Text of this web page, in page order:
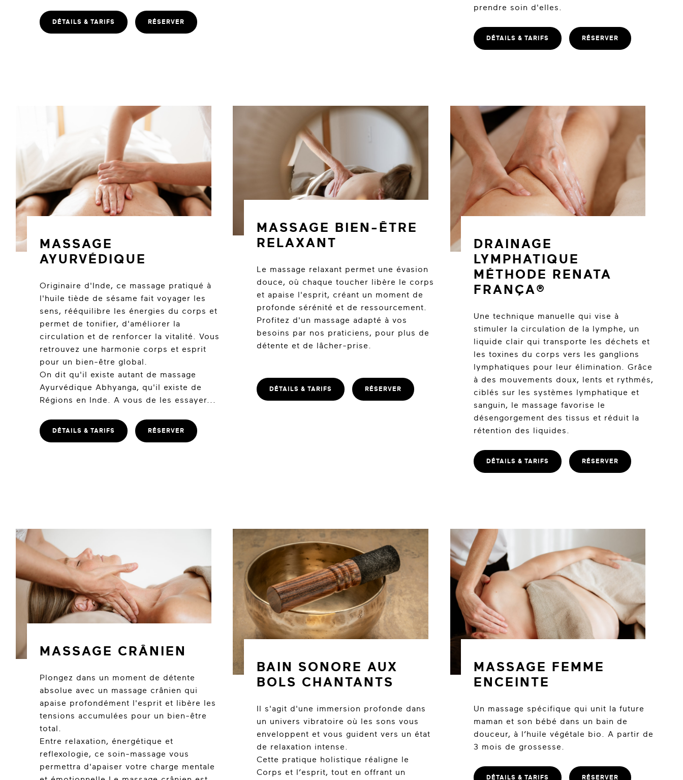
DÉTAILS & TARIFS RÉSERVER
prendre soin d'elles.
DÉTAILS & TARIFS RÉSERVER
MASSAGE
AYURVÉDIQUE
Originaire d'Inde, ce massage pratiqué à
l'huile tiède de sésame fait voyager les
sens, rééquilibre les énergies du corps et
permet de tonifier, d'améliorer la
circulation et de renforcer la vitalité. Vous
retrouvez une harmonie corps et esprit
pour un bien-être global.
On dit qu'il existe autant de massage
Ayurvédique Abhyanga, qu'il existe de
Régions en Inde. A vous de les essayer...
DÉTAILS & TARIFS RÉSERVER
MASSAGE BIEN-ÊTRE
RELAXANT
Le massage relaxant permet une évasion
douce, où chaque toucher libère le corps
et apaise l'esprit, créant un moment de
profonde sérénité et de ressourcement.
Profitez d'un massage adapté à vos
besoins par nos praticiens, pour plus de
détente et de lâcher-prise.
DÉTAILS & TARIFS RÉSERVER
DRAINAGE
LYMPHATIQUE
MÉTHODE RENATA
FRANÇA®
Une technique manuelle qui vise à
stimuler la circulation de la lymphe, un
liquide clair qui transporte les déchets et
les toxines du corps vers les ganglions
lymphatiques pour leur élimination. Grâce
à des mouvements doux, lents et rythmés,
ciblés sur les systèmes lymphatique et
sanguin, le massage favorise le
désengorgement des tissus et réduit la
rétention des liquides.
DÉTAILS & TARIFS RÉSERVER
MASSAGE CRÂNIEN
Plongez dans un moment de détente
absolue avec un massage crânien qui
apaise profondément l'esprit et libère les
tensions accumulées pour un bien-être
total.
Entre relaxation, énergétique et
reflexologie, ce soin-massage vous
permettra d'apaiser votre charge mentale
BAIN SONORE AUX
BOLS CHANTANTS
Il s'agit d'une immersion profonde dans
un univers vibratoire où les sons vous
enveloppent et vous guident vers un état
de relaxation intense.
Cette pratique holistique réaligne le
Corps et l’esprit, tout en offrant un
MASSAGE FEMME
ENCEINTE
Un massage spécifique qui unit la future
maman et son bébé dans un bain de
douceur, à l’huile végétale bio. A partir de
3 mois de grossesse.
DÉTAILS & TARIFS RÉSERVER